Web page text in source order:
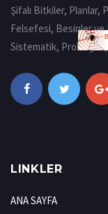
Şifalı Bitkiler, Planlar,
Felsefesi, Besinler ve
Sistematik,
LINKLER
ANA SAYFA